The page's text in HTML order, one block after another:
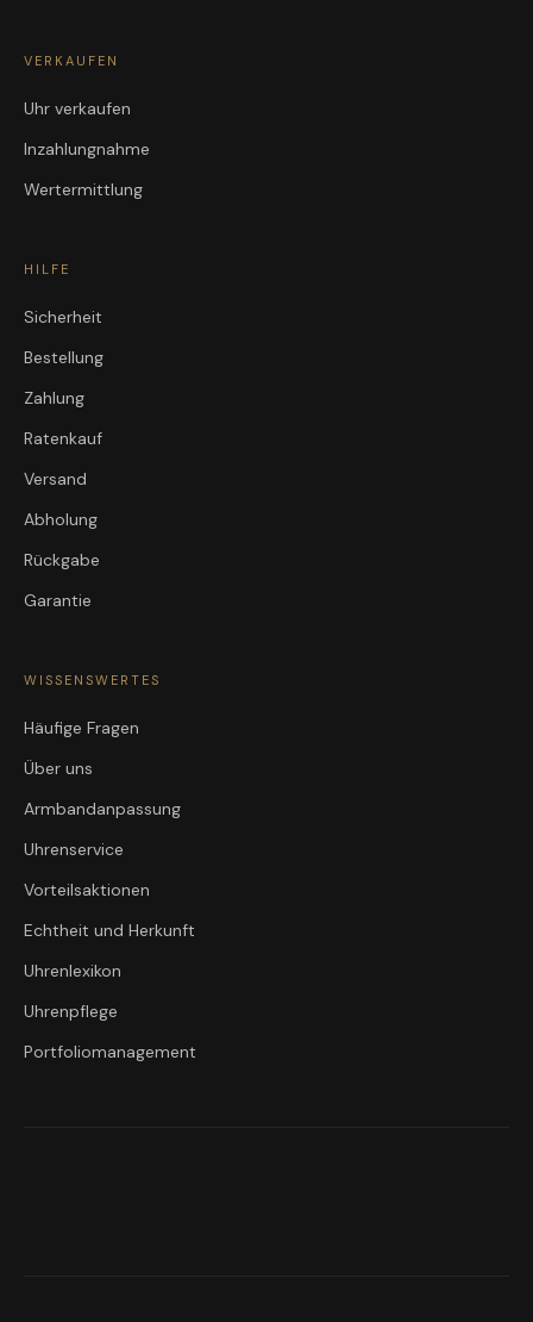
VERKAUFEN
Uhr verkaufen
Inzahlungnahme
Wertermittlung
HILFE
Sicherheit
Bestellung
Zahlung
Ratenkauf
Versand
Abholung
Rückgabe
Garantie
WISSENSWERTES
Häufige Fragen
Über uns
Armbandanpassung
Uhrenservice
Vorteilsaktionen
Echtheit und Herkunft
Uhrenlexikon
Uhrenpflege
Portfoliomanagement